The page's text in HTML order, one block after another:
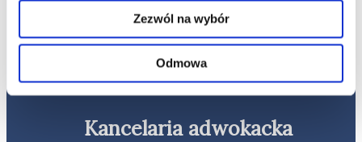
Zezwól na wybór
Odmowa
Kancelaria adwokacka